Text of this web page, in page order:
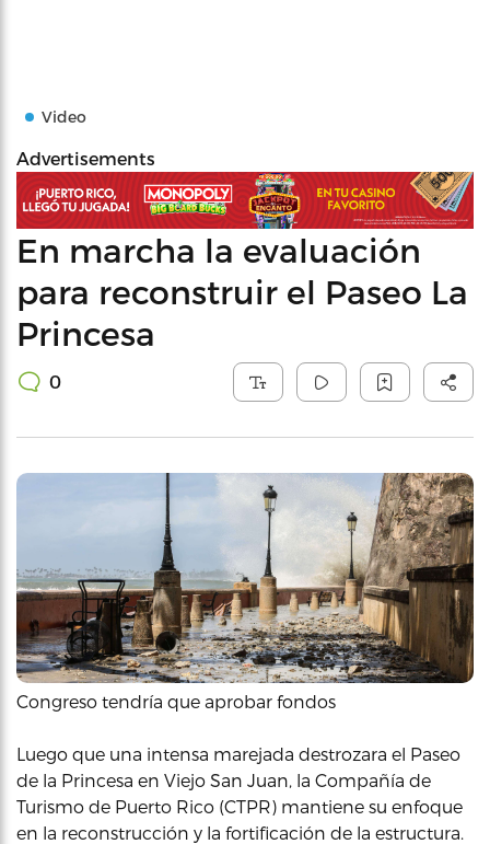
Video
Advertisements
En marcha la evaluación
para reconstruir el Paseo La
Princesa
0
Congreso tendría que aprobar fondos
Luego que una intensa marejada destrozara el Paseo
de la Princesa en Viejo San Juan, la Compañía de
Turismo de Puerto Rico (CTPR) mantiene su enfoque
en la reconstrucción y la fortificación de la estructura.